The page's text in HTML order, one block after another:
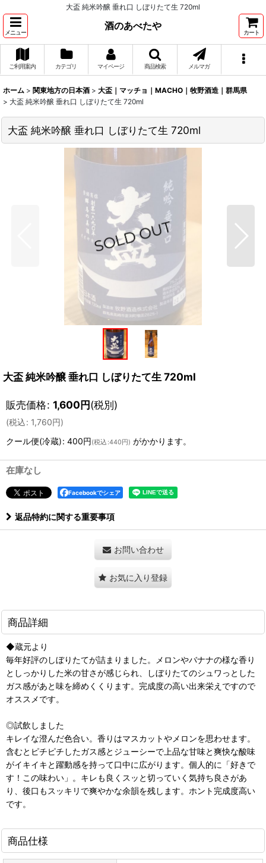
大盃 純米吟醸 垂れ口 しぼりたて生 720ml
メニュー
酒のあべたや
カート
ご利用案内 カテゴリ マイページ 商品検索 メルマガ
ホーム > 関東地方の日本酒 > 大盃｜マッチョ｜MACHO｜牧野酒造｜群馬県
> 大盃 純米吟醸 垂れ口 しぼりたて生 720ml
大盃 純米吟醸 垂れ口 しぼりたて生 720ml
大盃 純米吟醸 垂れ口 しぼりたて生 720ml
販売価格: 1,600円(税別)
(税込: 1,760円)
クール便(冷蔵): 400円(税込 :440円 ) がかかります。
在庫なし
Facebookでシェア
返品特約に関する重要事項
お問い合わせ
お気に入り登録
商品詳細
◆蔵元より
毎年好評のしぼりたてが詰まりました。メロンやバナナの様な香り
としっかりした米の甘さが感じられ、しぼりたてのシュワっとした
ガス感があと味を締めくくります。完成度の高い出来栄えですので
オススメです。
◎試飲しました
キレイな澄んだ色合い。香りはマスカットやメロンを思わせます。
含むとピチピチしたガス感とジューシーで上品な甘味と爽快な酸味
がイキイキと躍動感を持って口中に広がります。個人的に「好きで
す！この味わい」。キレも良くスッと切っていく気持ち良さがあ
り、後口もスッキリで爽やかな余韻を残します。ホント完成度高い
です。
商品仕様